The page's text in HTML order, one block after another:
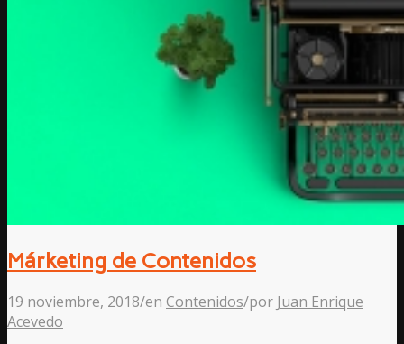
Márketing de Contenidos
19 noviembre, 2018/en Contenidos/por Juan Enrique
Acevedo